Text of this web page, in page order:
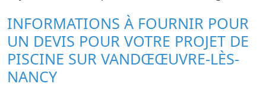
INFORMATIONS À FOURNIR POUR
UN DEVIS POUR VOTRE PROJET DE
PISCINE SUR VANDŒŒUVRE-LÈS-
NANCY